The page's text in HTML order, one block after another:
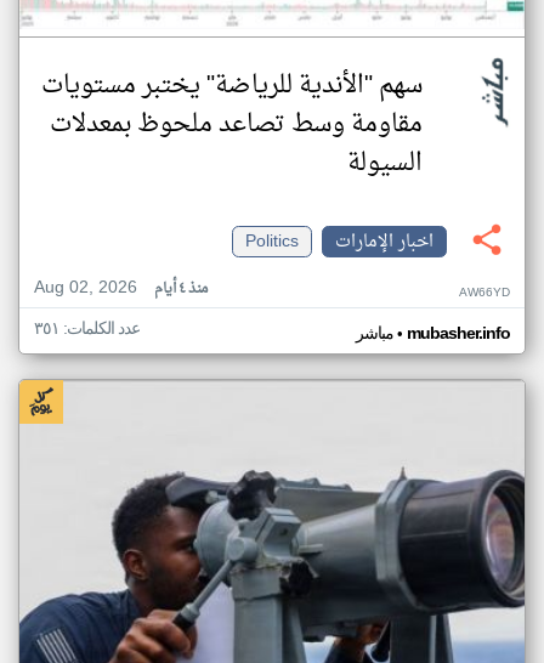
سهم "الأندية للرياضة" يختبر مستويات
مقاومة وسط تصاعد ملحوظ بمعدلات
السيولة
اخبار الإمارات
Politics
Aug 02, 2026
منذ ٤ أيام AW66YD
مباشر• mubasher.info عدد الكلمات: ٣٥١